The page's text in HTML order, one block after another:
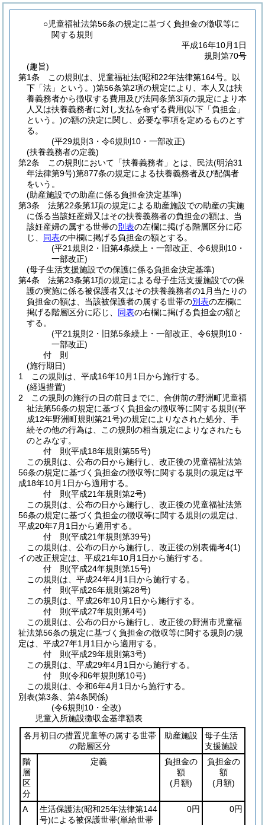
○児童福祉法第56条の規定に基づく負担金の徴収等に
関する規則
平成16年10月1日
規則第70号
(趣旨)
第1条
この規則は、児童福祉法(昭和22年法律第164号。以
下「法」という。)第56条第2項の規定により、本人又は扶
養義務者から徴収する費用及び法同条第3項の規定により本
人又は扶養義務者に対し支払を命ずる費用(以下「負担金」
という。)の額の決定に関し、必要な事項を定めるものとす
る。
(平29規則3・令6規則10・一部改正)
(扶養義務者の定義)
第2条
この規則において「扶養義務者」とは、民法(明治31
年法律第9号)第877条の規定による扶養義務者及び配偶者
をいう。
(助産施設での助産に係る負担金決定基準)
第3条
法第22条第1項の規定による助産施設での助産の実施
に係る当該妊産婦又はその扶養義務者の負担金の額は、当
該妊産婦の属する世帯の別表の左欄に掲げる階層区分に応
じ、 同表の中欄に掲げる負担金の額とする。
(平21規則2・旧第4条繰上・一部改正、令6規則10・
一部改正)
(母子生活支援施設での保護に係る負担金決定基準)
第4条
法第23条第1項の規定による母子生活支援施設での保
護の実施に係る被保護者又はその扶養義務者の1月当たりの
負担金の額は、当該被保護者の属する世帯の別表の左欄に
掲げる階層区分に応じ、 同表の右欄に掲げる負担金の額と
する。
(平21規則2・旧第5条繰上・一部改正、令6規則10・
一部改正)
付 則
(施行期日)
1
この規則は、平成16年10月1日から施行する。
(経過措置)
2
この規則の施行の日の前日までに、合併前の野洲町児童福
祉法第56条の規定に基づく負担金の徴収等に関する規則 (平
成12年野洲町規則第21号)の規定によりなされた処分、手
続その他の行為は、この規則の相当規定によりなされたも
のとみなす。
付 則(平成18年規則第55号)
この規則は、公布の日から施行し、改正後の児童福祉法第
56条の規定に基づく負担金の徴収等に関する規則の規定は平
成18年10月1日から適用する。
付 則(平成21年規則第2号)
この規則は、公布の日から施行し、改正後の児童福祉法第
56条の規定に基づく負担金の徴収等に関する規則の規定は、
平成20年7月1日から適用する。
付 則(平成21年規則第39号)
この規則は、公布の日から施行し、改正後の別表備考4(1)
イの改正規定は、平成21年10月1日から施行する。
付 則(平成24年規則第15号)
この規則は、平成24年4月1日から施行する。
付 則(平成26年規則第28号)
この規則は、平成26年10月1日から施行する。
付 則(平成27年規則第4号)
この規則は、公布の日から施行し、改正後の野洲市児童福
祉法第56条の規定に基づく負担金の徴収等に関する規則の規
定は、平成27年1月1日から適用する。
付 則(平成29年規則第3号)
この規則は、平成29年4月1日から施行する。
付 則(令和6年規則第10号)
この規則は、令和6年4月1日から施行する。
別表(第3条、第4条関係)
(令6規則10・全改)
児童入所施設徴収金基準額表
各月初日の措置児童等の属する世帯
の階層区分
助産施設
母子生活
支援施設
階
層
区
分
定義
負担金の
額
(月額)
負担金の
額
(月額)
A 生活保護法(昭和25年法律第144
号)による被保護世帯(単給世帯
0円 0円